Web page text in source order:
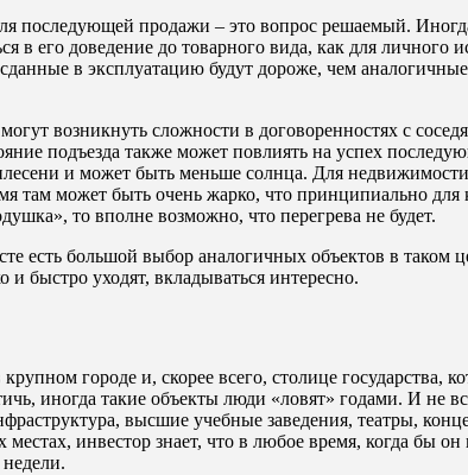
последующей продажи – это вопрос решаемый.
его доведение до товарного вида, как для личного
в эксплуатацию будут дороже, чем
возникнуть сложности в договоренностях с
подъезда также может повлиять на успех
и может быть меньше солнца. Для недвижимости
там может быть очень жарко, что принципиально для
то вполне возможно, что перегрева не будет.
большой выбор аналогичных объектов в таком
быстро уходят, вкладываться интересно.
городе и, скорее всего, столице государства,
иногда такие объекты люди «ловят» годами. И не
высшие учебные заведения, театры,
инвестор знает, что в любое время, когда бы